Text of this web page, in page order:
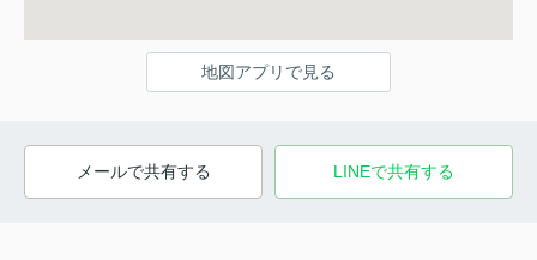
地図アプリで見る
メールで共有する LINEで共有する